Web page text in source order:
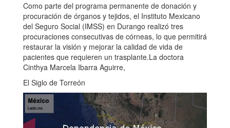
Como parte del programa permanente de donación y
procuración de órganos y tejidos, el Instituto Mexicano
del Seguro Social (IMSS) en Durango realizó tres
procuraciones consecutivas de córneas, lo que permitirá
restaurar la visión y mejorar la calidad de vida de
pacientes que requieren un trasplante.La doctora
Cinthya Marcela Ibarra Aguirre,
El Siglo de Torreón